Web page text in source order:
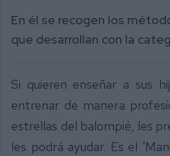
En él se recogen los
que desarrollan con la
Si quieren enseñar a sus
entrenar de manera
estrellas del balompié, les
les podrá ayudar. Es el